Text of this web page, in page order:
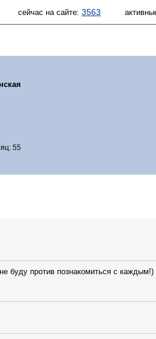
сейчас на сайте: 3563
55
буду против познакомиться с каждым!)